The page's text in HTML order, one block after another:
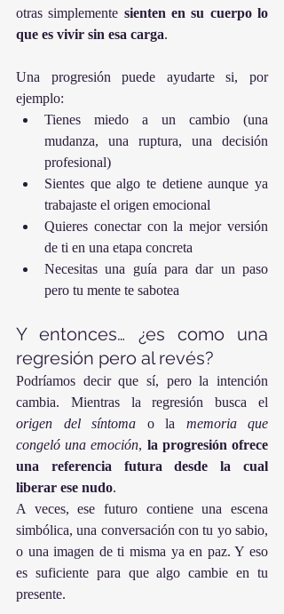
otras simplemente sienten en su cuerpo lo
que es vivir sin esa carga.
Una progresión puede ayudarte si, por
ejemplo:
Tienes miedo a un cambio (una
mudanza, una ruptura, una decisión
profesional)
Sientes que algo te detiene aunque ya
trabajaste el origen emocional
Quieres conectar con la mejor versión
de ti en una etapa concreta
Necesitas una guía para dar un paso
pero tu mente te sabotea
Y entonces… ¿es como una
regresión pero al revés?
Podríamos decir que sí, pero la intención
origen del síntoma o la memoria que
congeló una emoción, la progresión ofrece
una referencia futura desde la cual
liberar ese nudo.
A veces, ese futuro contiene una escena
simbólica, una conversación con tu yo sabio,
o una imagen de ti misma ya en paz. Y eso
es suficiente para que algo cambie en tu
presente.